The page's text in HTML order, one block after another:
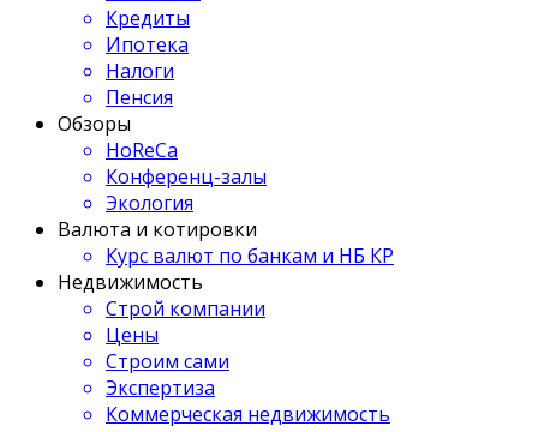
Кредиты
Ипотека
Налоги
Пенсия
Обзоры
HoReCa
Конференц-залы
Экология
Валюта и котировки
Курс валют по банкам и НБ КР
Недвижимость
Строй компании
Цены
Строим сами
Экспертиза
Коммерческая недвижимость